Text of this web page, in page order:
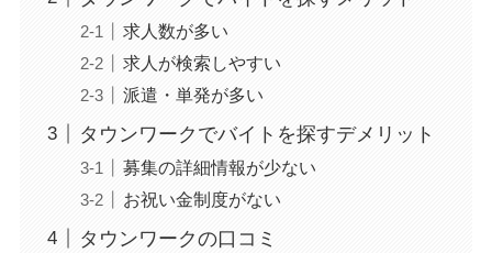
求人数が多い
求人が検索しやすい
派遣・単発が多い
タウンワークでバイトを探すデメリット
募集の詳細情報が少ない
お祝い金制度がない
タウンワークの口コミ